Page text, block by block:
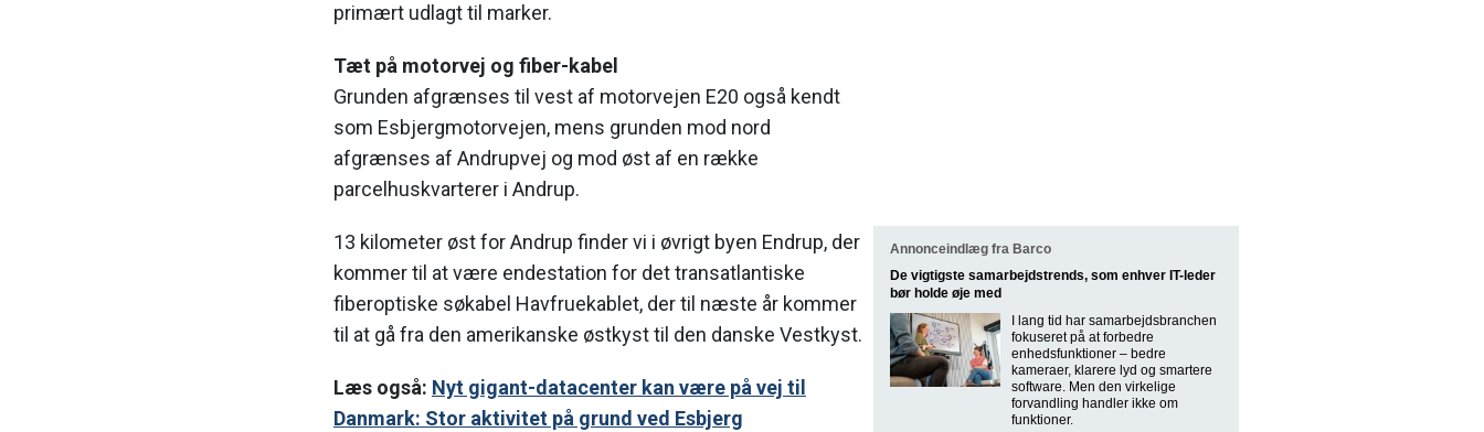
Annonceindlæg fra Barco
De vigtigste samarbejdstrends, som enhver IT-leder
bør holde øje med
I lang tid har samarbejdsbranchen
fokuseret på at forbedre
enhedsfunktioner – bedre
kameraer, klarere lyd og smartere
software. Men den virkelige
forvandling handler ikke om
funktioner.
primært udlagt til marker.
Tæt på motorvej og fiber-kabel
Grunden afgrænses til vest af motorvejen E20 også kendt
som Esbjergmotorvejen, mens grunden mod nord
afgrænses af Andrupvej og mod øst af en række
parcelhuskvarterer i Andrup.
13 kilometer øst for Andrup finder vi i øvrigt byen Endrup, der
kommer til at være endestation for det transatlantiske
fiberoptiske søkabel Havfruekablet, der til næste år kommer
til at gå fra den amerikanske østkyst til den danske Vestkyst.
Læs også: Nyt gigant-datacenter kan være på vej til
Danmark: Stor aktivitet på grund ved Esbjerg